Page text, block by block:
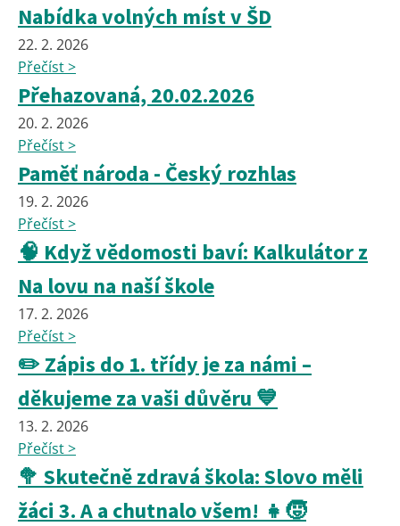
Nabídka volných míst v ŠD
22. 2. 2026
Přečíst >
Přehazovaná, 20.02.2026
20. 2. 2026
Přečíst >
Paměť národa - Český rozhlas
19. 2. 2026
Přečíst >
🧠 Když vědomosti baví: Kalkulátor z
Na lovu na naší škole
17. 2. 2026
Přečíst >
✏️ Zápis do 1. třídy je za námi –
děkujeme za vaši důvěru 💙
13. 2. 2026
Přečíst >
🥦 Skutečně zdravá škola: Slovo měli
žáci 3. A a chutnalo všem! 👧🧒